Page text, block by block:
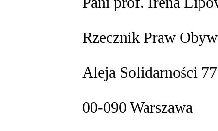
Rzecznik Praw
Aleja Solidarności 77
00-090 Warszawa